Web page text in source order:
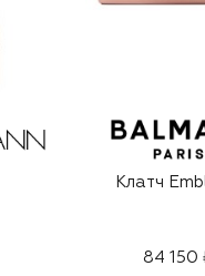
Клатч
84 150